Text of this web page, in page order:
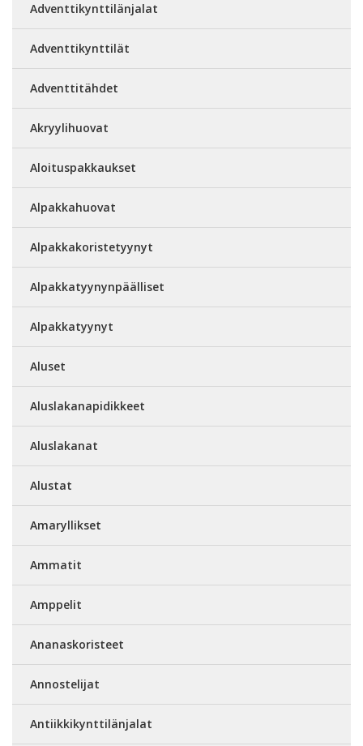
Adventtikynttilänjalat
Adventtikynttilät
Adventtitähdet
Akryylihuovat
Aloituspakkaukset
Alpakkahuovat
Alpakkakoristetyynyt
Alpakkatyynynpäälliset
Alpakkatyynyt
Aluset
Aluslakanapidikkeet
Aluslakanat
Alustat
Amaryllikset
Ammatit
Amppelit
Ananaskoristeet
Annostelijat
Antiikkikynttilänjalat